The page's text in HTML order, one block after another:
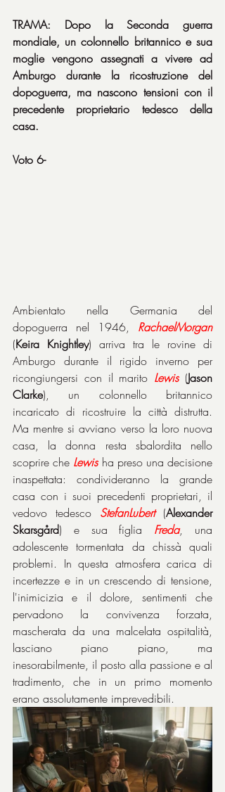
TRAMA: Dopo la Seconda guerra
mondiale, un colonnello britannico e sua
moglie vengono assegnati a vivere ad
Amburgo durante la ricostruzione del
dopoguerra, ma nascono tensioni con il
precedente proprietario tedesco della
casa.
Voto 6-
Ambientato nella Germania del
dopoguerra nel 1946, RachaelMorgan
(Keira Knightley) arriva tra le rovine di
Amburgo durante il rigido inverno per
ricongiungersi con il marito Lewis (Jason
Clarke), un colonnello britannico
incaricato di ricostruire la città distrutta.
Ma mentre si avviano verso la loro nuova
casa, la donna resta sbalordita nello
scoprire che Lewis ha preso una decisione
inaspettata: condivideranno la grande
casa con i suoi precedenti proprietari, il
vedovo tedesco StefanLubert (Alexander
Skarsgård) e sua figlia Freda, una
adolescente tormentata da chissà quali
problemi. In questa atmosfera carica di
incertezze e in un crescendo di tensione,
l'inimicizia e il dolore, sentimenti che
pervadono la convivenza forzata,
mascherata da una malcelata ospitalità,
lasciano piano piano, ma
inesorabilmente, il posto alla passione e al
tradimento, che in un primo momento
erano assolutamente imprevedibili.